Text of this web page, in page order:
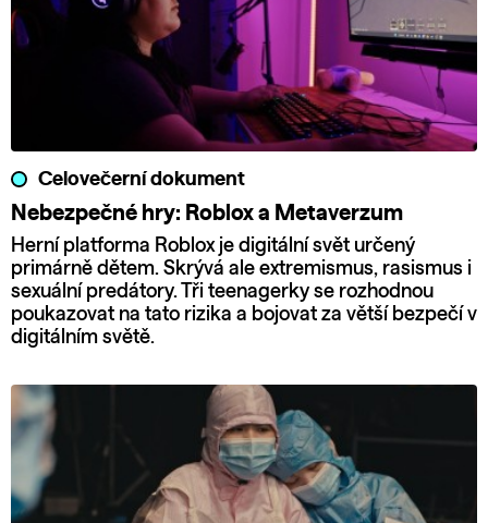
Celovečerní dokument
Nebezpečné hry: Roblox a Metaverzum
Herní platforma Roblox je digitální svět určený
primárně dětem. Skrývá ale extremismus, rasismus i
sexuální predátory. Tři teenagerky se rozhodnou
poukazovat na tato rizika a bojovat za větší bezpečí v
digitálním světě.